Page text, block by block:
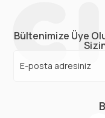
Bültenimize Üye